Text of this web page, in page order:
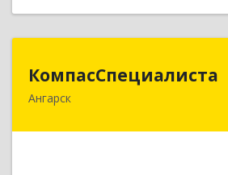
КомпасСпециалиста
Ангарск
665826, Иркутская обл,